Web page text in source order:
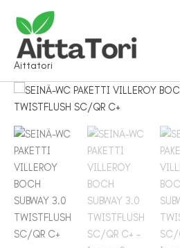
sisältöön
Aittatori